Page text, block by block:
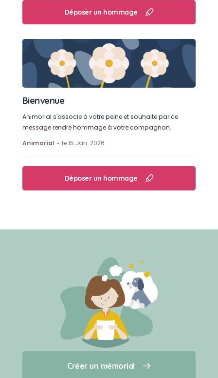
Créer un mémorial
Qui sommes-nous ?
Déposer un hommage
Bienvenue
Animorial s'associe à votre peine et souhaite par ce
message rendre hommage à votre compagnon.
Animorial
le 15 Jan. 2026
Déposer un hommage
Créer un mémorial